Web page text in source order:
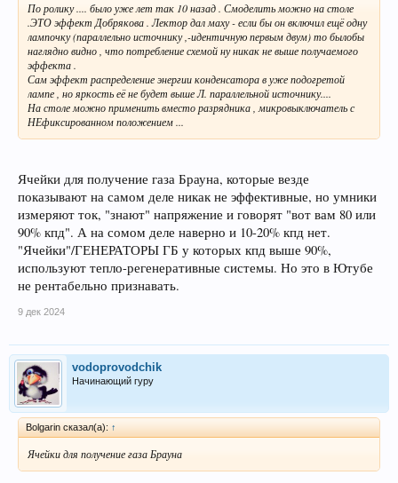
По ролику .... было уже лет так 10 назад . Смоделить можно на столе
.ЭТО эффект Добрякова . Лектор дал маху - если бы он включил ещё одну
лампочку (параллельно источнику ,-идентичную первым двум) то былобы
наглядно видно , что потребление схемой ну никак не выше получаемого
эффекта .
Сам эффект распределение энергии конденсатора в уже подогретой
лампе , но яркость её не будет выше Л. параллельной источнику....
На столе можно применить вместо разрядника , микровыключатель с
НЕфиксированном положением ...
Ячейки для получение газа Брауна, которые везде
показывают на самом деле никак не эффективные, но умники
измеряют ток, "знают" напряжение и говорят "вот вам 80 или
90% кпд". А на сомом деле наверно и 10-20% кпд нет.
"Ячейки"/ГЕНЕРАТОРЫ ГБ у которых кпд выше 90%,
используют тепло-регенеративные системы. Но это в Ютубе
не рентабельно признавать.
9 дек 2024
vodoprovodchik
Начинающий гуру
Bolgarin сказал(а): ↑
Ячейки для получение газа Брауна